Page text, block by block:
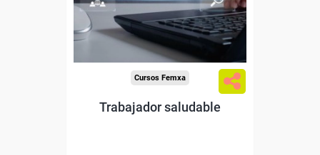
Para todos los sectores.
Cursos Femxa
Trabajador saludable